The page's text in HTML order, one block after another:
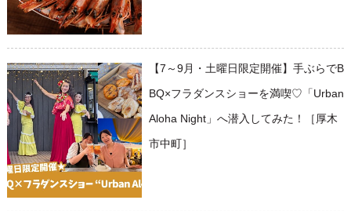
【7～9月・土曜日限定開催】手ぶらでB
BQ×フラダンスショーを満喫♡「Urban
Aloha Night」へ潜入してみた！［厚木
市中町］